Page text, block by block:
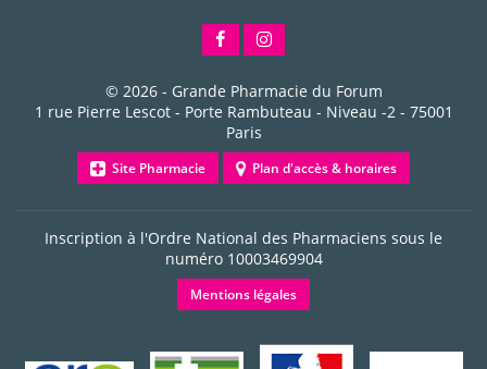
© 2026 - Grande Pharmacie du Forum
1 rue Pierre Lescot - Porte Rambuteau - Niveau -2- 75001
Paris
Site Pharmacie Plan d'accès & horaires
Inscription à l'Ordre National des Pharmaciens sous le
numéro 10003469904
Mentions légales